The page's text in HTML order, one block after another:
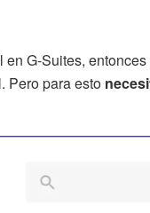
G-Suites,
Pero para esto